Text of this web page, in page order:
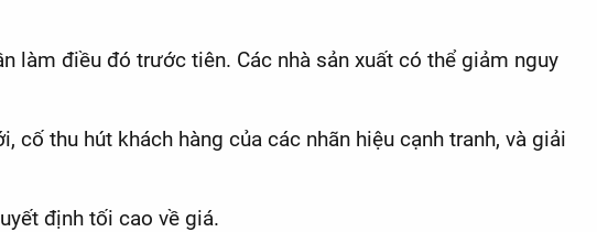
làm điều đó trước tiên. Các nhà sản xuất có thể giảm nguy
thu hút khách hàng của các nhãn hiệu cạnh tranh, và giải
định tối cao về giá.